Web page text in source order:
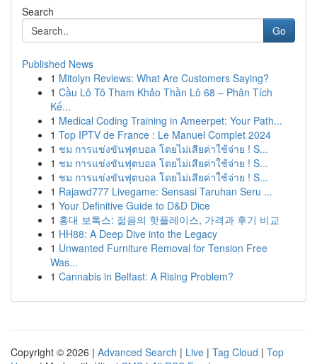
Search
Go
Published News
1 Mitolyn Reviews: What Are Customers Saying?
1 Cầu Lô Tô Tham Khảo Thần Lô 68 – Phân Tích
Kế...
1 Medical Coding Training in Ameerpet: Your Path...
1 Top IPTV de France : Le Manuel Complet 2024
1 ชม การแข่งขันฟุตบอล โดยไม่เสียค่าใช้จ่าย ! S...
1 ชม การแข่งขันฟุตบอล โดยไม่เสียค่าใช้จ่าย ! S...
1 ชม การแข่งขันฟุตบอล โดยไม่เสียค่าใช้จ่าย ! S...
1 Rajawd777 Livegame: Sensasi Taruhan Seru ...
1 Your Definitive Guide to D&D Dice
1 홍대 보톡스: 젊음의 핫플레이스, 가격과 후기 비교
1 HH88: A Deep Dive into the Legacy
1 Unwanted Furniture Removal for Tension Free
Was...
1 Cannabis in Belfast: A Rising Problem?
Copyright © 2026 | Advanced Search | Live | Tag Cloud | Top